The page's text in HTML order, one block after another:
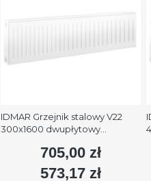
IDMAR Grzejnik stalowy V22
300x1600 dwupłytowy
(90/70/20°C) biały RAL9016
Cena
705,00 zł
Cena
573,17 zł